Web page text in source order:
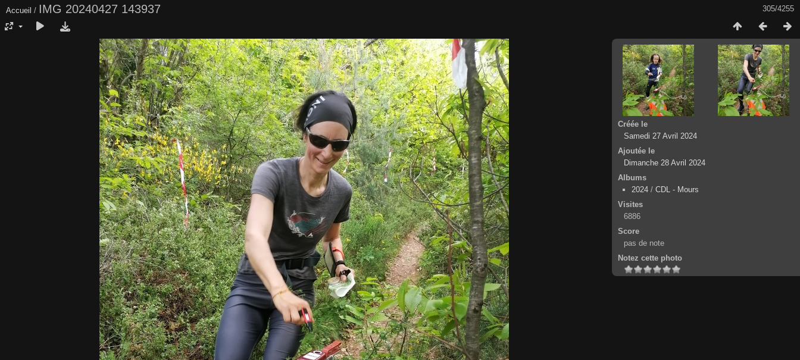
305/4255
Accueil / IMG 20240427 143937
Créée le
Samedi 27 Avril 2024
Ajoutée le
Dimanche 28 Avril 2024
Albums
2024 /CDL - Mours
Visites
6886
Score
pas de note
Notez cette photo